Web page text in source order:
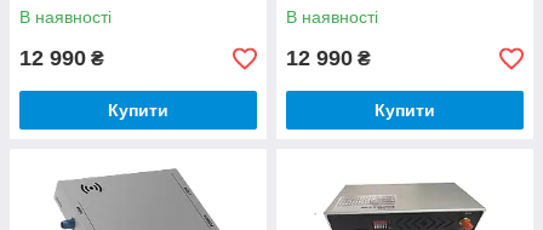
В наявності
12 990 ₴
Купити
В наявності
12 990 ₴
Купити